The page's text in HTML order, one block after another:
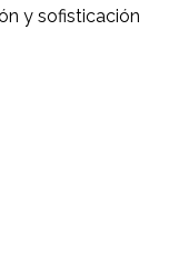
y sofisticación